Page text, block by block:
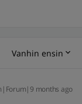
Vanhin ensin
months ago